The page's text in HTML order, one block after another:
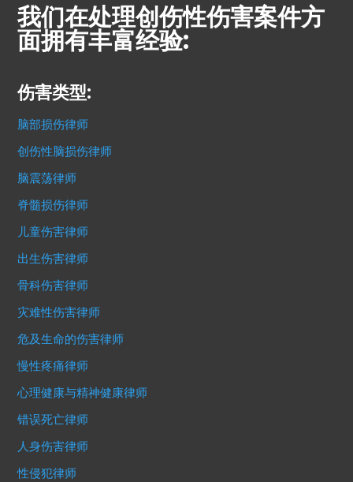
我们在处理创伤性伤害案件方
面拥有丰富经验:
伤害类型:
脑部损伤律师
创伤性脑损伤律师
脑震荡律师
脊髓损伤律师
儿童伤害律师
出生伤害律师
骨科伤害律师
灾难性伤害律师
危及生命的伤害律师
慢性疼痛律师
心理健康与精神健康律师
错误死亡律师
人身伤害律师
性侵犯律师